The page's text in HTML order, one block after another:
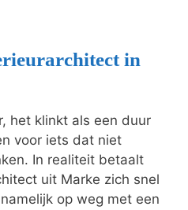
in
het klinkt als een duur
voor iets dat niet
In realiteit betaalt
uit Marke zich snel
op weg met een